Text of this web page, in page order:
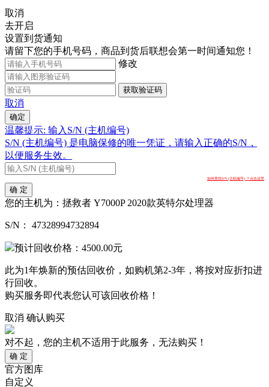
取消
去开启
设置到货通知
请留下您的手机号码，商品到货后联想会第一时间通知您！
修改
获取验证码
取消
确定
温馨提示: 输入S/N (主机编号)
S/N (主机编号) 是电脑保修的唯一凭证，请输入正确的S/N，
以便服务生效。
如何查找S/N (主机编号) ？点击这里
确 定
您的主机为： 拯救者 Y7000P 2020款英特尔处理器
S/N： 47328994732894
预计回收价格： 4500.00元
此为1年焕新的预估回收价，如购机第2-3年，将按对应折扣进
行回收。
购买服务即代表您认可该回收价格！
取消 确认购买
对不起，您的主机不适用于此服务，无法购买！
确 定
官方图库
自定义